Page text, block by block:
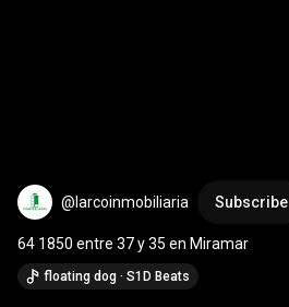
@larcoinmobiliaria Subscribe
64 1850 entre 37 y 35 en Miramar
floating dog · S1D Beats